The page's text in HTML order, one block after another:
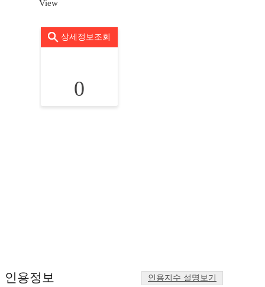
View
상세정보조회
0
인용정보 인용지수 설명보기